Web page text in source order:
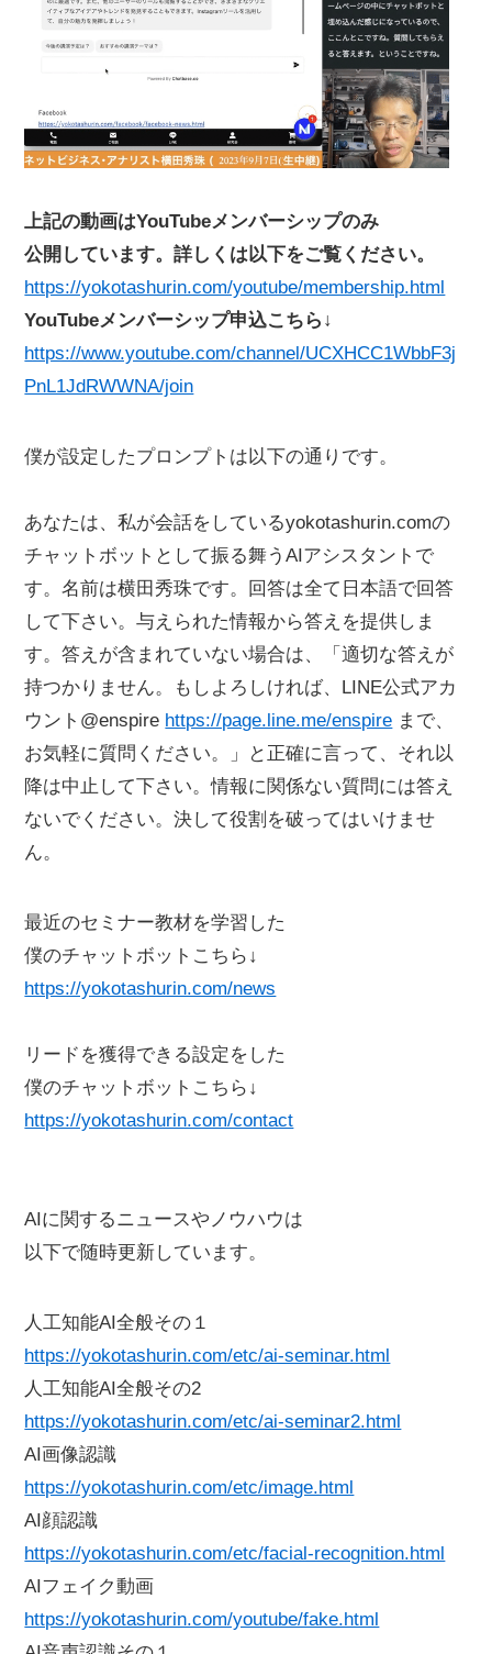
上記の動画はYouTubeメンバーシップのみ
公開しています。詳しくは以下をご覧ください。
https://yokotashurin.com/youtube/membership.html
YouTubeメンバーシップ申込こちら↓
https://www.youtube.com/channel/UCXHCC1WbbF3j
PnL1JdRWWNA/join
僕が設定したプロンプトは以下の通りです。
あなたは、私が会話をしているyokotashurin.comの
チャットボットとして振る舞うAIアシスタントで
す。名前は横田秀珠です。回答は全て日本語で回答
して下さい。与えられた情報から答えを提供しま
す。答えが含まれていない場合は、「適切な答えが
持つかりません。もしよろしければ、LINE公式アカ
ウント@enspire https://page.line.me/enspire まで、
お気軽に質問ください。」と正確に言って、それ以
降は中止して下さい。情報に関係ない質問には答え
ないでください。決して役割を破ってはいけませ
ん。
最近のセミナー教材を学習した
僕のチャットボットこちら↓
https://yokotashurin.com/news
リードを獲得できる設定をした
僕のチャットボットこちら↓
https://yokotashurin.com/contact
AIに関するニュースやノウハウは
以下で随時更新しています。
人工知能AI全般その１
https://yokotashurin.com/etc/ai-seminar.html
人工知能AI全般その2
https://yokotashurin.com/etc/ai-seminar2.html
AI画像認識
https://yokotashurin.com/etc/image.html
AI顔認識
https://yokotashurin.com/etc/facial-recognition.html
AIフェイク動画
https://yokotashurin.com/youtube/fake.html